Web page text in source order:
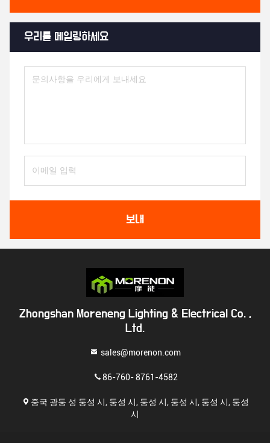
우리를 메일링하세요
보내
Zhongshan Moreneng Lighting & Electrical Co. ,
Ltd.
sales@morenon.com
86-760- 8761-4582
중국 광둥 성 둥성 시, 둥성 시, 둥성 시, 둥성 시, 둥성 시, 둥성
시